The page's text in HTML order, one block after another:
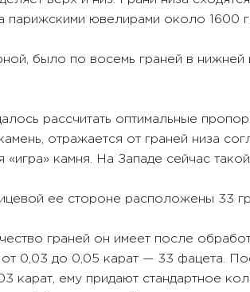
парижскими ювелирами около 1600
было по восемь граней в нижней
рассчитать оптимальные
отражается от граней низа
камня. На Западе сейчас
ее стороне расположены 33
граней он имеет после
0,03 до 0,05 карат — 33 фацета.
карат, ему придают стандартное